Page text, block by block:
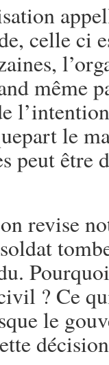
celle ci
même
le
peut être
revise
? Ce
le